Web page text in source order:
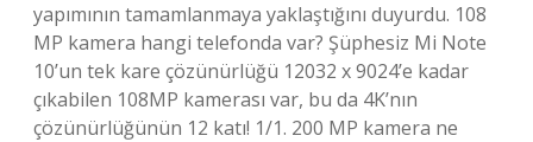
yapımının tamamlanmaya yaklaştığını duyurdu. 108
MP kamera hangi telefonda var? Şüphesiz Mi Note
10’un tek kare çözünürlüğü 12032 x 9024’e kadar
çıkabilen 108MP kamerası var, bu da 4K’nın
çözünürlüğünün 12 katı! 1/1. 200 MP kamera ne